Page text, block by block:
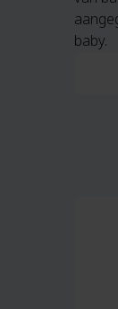
baby.